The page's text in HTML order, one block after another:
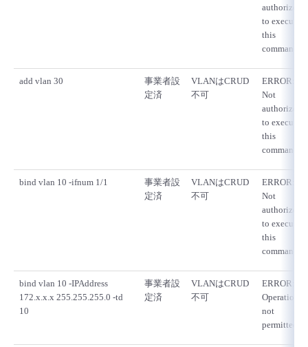
authorized
to execute
this
command
add vlan 30
事業者設
定済
VLANはCRUD
不可
ERROR:
Not
authorized
to execute
this
command
bind vlan 10 -ifnum 1/1
事業者設
定済
VLANはCRUD
不可
ERROR:
Not
authorized
to execute
this
command
bind vlan 10 -IPAddress
172.x.x.x 255.255.255.0 -td
10
事業者設
定済
VLANはCRUD
不可
ERROR:
Operation
not
permitted